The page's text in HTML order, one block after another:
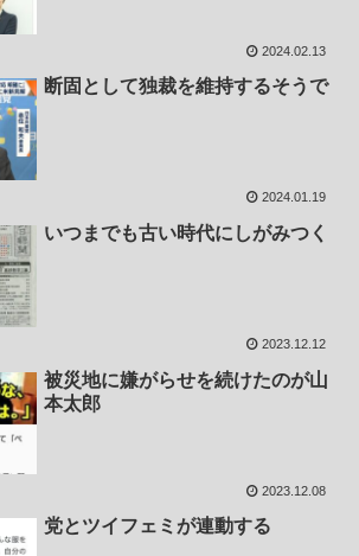
2024.02.13
断固として独裁を維持するそうで
2024.01.19
いつまでも古い時代にしがみつく
2023.12.12
被災地に嫌がらせを続けたのが山
本太郎
2023.12.08
党とツイフェミが連動する